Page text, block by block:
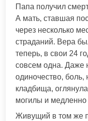
Папа получил
А мать, ставшая
через несколько
страданий. Вера
теперь, в свои 24
совсем одна. Даже
одиночество, боль,
кладбища,
могилы и
Живущий в том же